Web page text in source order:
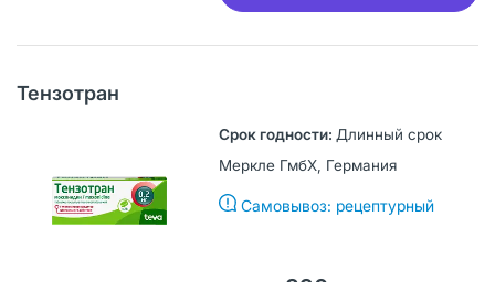
Тензотран
Длинный срок
Меркле ГмбХ, Германия
Самовывоз: рецептурный